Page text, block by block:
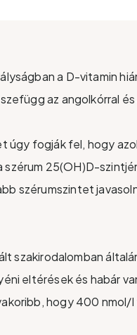
a D-vitamin
az angolkórral
úgy fogják fel, hogy
25(OH)D-
szérumszintet
szakirodalomban
eltérések és habár
hogy 400